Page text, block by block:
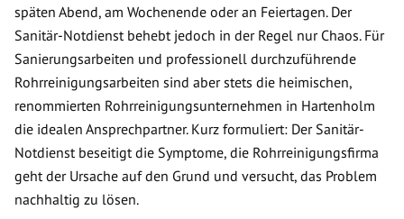
späten Abend, am Wochenende oder an Feiertagen. Der
Sanitär-Notdienst behebt jedoch in der Regel nur Chaos. Für
Sanierungsarbeiten und professionell durchzuführende
Rohrreinigungsarbeiten sind aber stets die heimischen,
renommierten Rohrreinigungsunternehmen in Hartenholm
die idealen Ansprechpartner. Kurz formuliert: Der Sanitär-
Notdienst beseitigt die Symptome, die Rohrreinigungsfirma
geht der Ursache auf den Grund und versucht, das Problem
nachhaltig zu lösen.